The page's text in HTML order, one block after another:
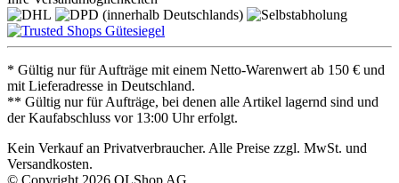
* Gültig nur für Aufträge mit einem Netto-Warenwert ab 150 € und
mit Lieferadresse in Deutschland.
** Gültig nur für Aufträge, bei denen alle Artikel lagernd sind und
der Kaufabschluss vor 13:00 Uhr erfolgt.
Kein Verkauf an Privatverbraucher. Alle Preise zzgl. MwSt. und
Versandkosten.
© Copyright 2026 OLShop AG